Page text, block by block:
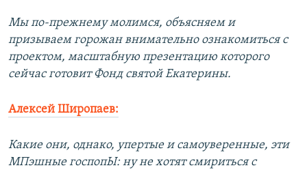
Мы по-прежнему молимся, объясняем и
призываем горожан внимательно ознакомиться с
проектом, масштабную презентацию которого
сейчас готовит Фонд святой Екатерины.
Алексей Широпаев:
Какие они, однако, упертые и самоуверенные, эти
МПэшные госпопЫ: ну не хотят смириться с